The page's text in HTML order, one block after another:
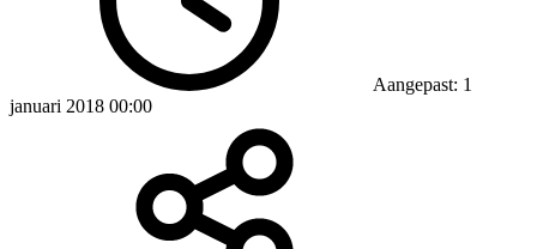
Aangepast: 1
januari 2018 00:00